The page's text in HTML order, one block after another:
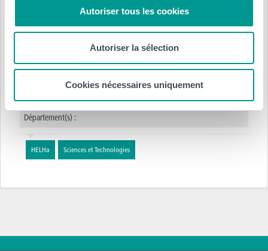
Autoriser tous les cookies
Autoriser la sélection
Cookies nécessaires uniquement
2 juin 2023parHELHa
Département(s) :
HELHa Sciences et Technologies